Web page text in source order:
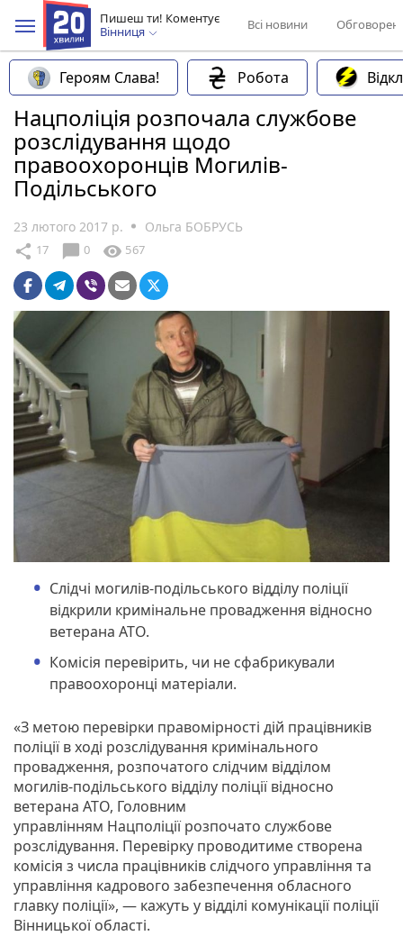
Пишеш ти! Коментує
Вінниця
Всі новини
Героям Слава! Робота
Нацполіція розпочала службове
розслідування щодо
правоохоронців Могилів-
Подільського
23 лютого 2017 р. Ольга БОБРУСЬ
share 17 chat_bubble 0 visibility 567
Слідчі могилів-подільського відділу поліції
відкрили кримінальне провадження відносно
ветерана АТО.
Комісія перевірить, чи не сфабрикували
правоохоронці матеріали.
«З метою перевірки правомірності дій працівників
поліції в ході розслідування кримінального
провадження, розпочатого слідчим відділом
могилів-подільського відділу поліції відносно
ветерана АТО, Головним
управлінням Нацполіції розпочато службове
розслідування. Перевірку проводитиме створена
комісія з числа працівників слідчого управління та
управління кадрового забезпечення обласного
главку поліції», — кажуть у відділі комунікації поліції
Вінницької області.